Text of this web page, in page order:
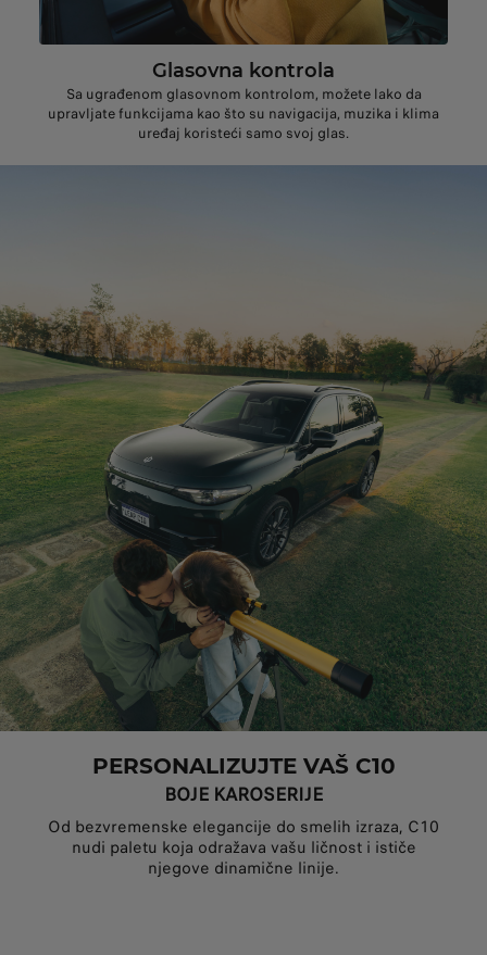
Glasovna kontrola
Sa ugrađenom glasovnom kontrolom, možete lako da
upravljate funkcijama kao što su navigacija, muzika i klima
uređaj koristeći samo svoj glas.
PERSONALIZUJTE VAŠ C10
BOJE KAROSERIJE
Od bezvremenske elegancije do smelih izraza, C10
nudi paletu koja odražava vašu ličnost i ističe
njegove dinamične linije.